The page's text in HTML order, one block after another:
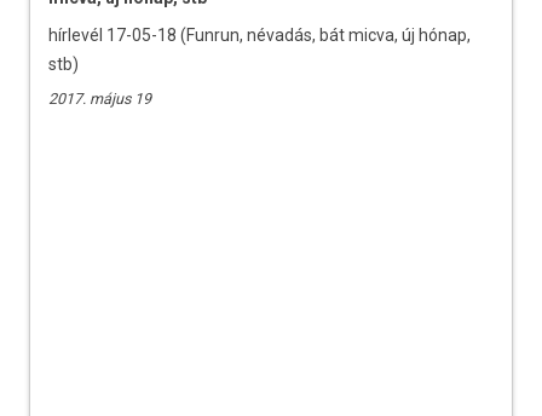
hírlevél 17-05-18 (Funrun, névadás, bát micva, új hónap,
stb)
2017. május 19